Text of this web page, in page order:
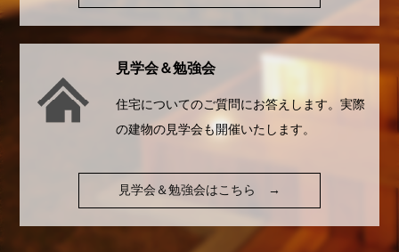
見学会＆勉強会
住宅についてのご質問にお答えします。実際
の建物の見学会も開催いたします。
見学会＆勉強会はこちら →